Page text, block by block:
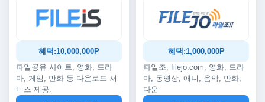
혜택:10,000,000P
파일공유 사이트, 영화, 드라
마, 게임, 만화 등 다운로드 서
비스 제공.
혜택:1,000,000P
파일조, filejo.com, 영화, 드라
마, 동영상, 애니, 음악, 만화,
다운